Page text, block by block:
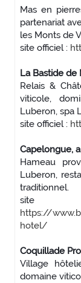
Mas en
partenariat
les Monts de
site officiel :
La Bastide de
Relais &
viticole,
Luberon, spa
site officiel :
Capelongue,
Hameau
Luberon,
traditionnel.
https://
hotel/
Coquillade
Village
domaine